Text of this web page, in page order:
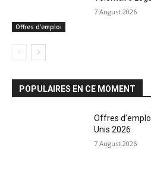
Offres d’emploi
7 August 2026
POPULAIRES EN CE MOMENT
Offres
Unis 2026
7 August 2026